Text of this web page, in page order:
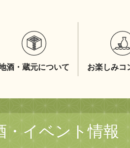
酒・蔵元について お楽しみコ
・イベント情報